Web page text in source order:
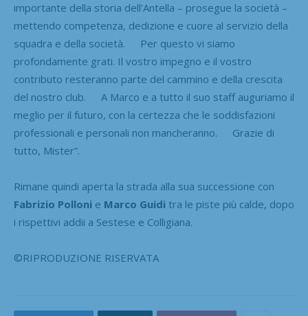
importante della storia dell’Antella – prosegue la società –
mettendo competenza, dedizione e cuore al servizio della
squadra e della società. Per questo vi siamo
profondamente grati. Il vostro impegno e il vostro
contributo resteranno parte del cammino e della crescita
del nostro club. A Marco e a tutto il suo staff auguriamo il
meglio per il futuro, con la certezza che le soddisfazioni
professionali e personali non mancheranno. Grazie di
tutto, Mister”.
Rimane quindi aperta la strada alla sua successione con
Fabrizio Polloni e Marco Guidi tra le piste più calde, dopo
i rispettivi addii a Sestese e Colligiana.
©RIPRODUZIONE RISERVATA